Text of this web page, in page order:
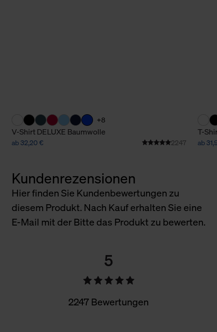
+8
V-Shirt DELUXE Baumwolle
ab 32,20 € 2247
T-
ab
Kundenrezensionen
Hier finden Sie Kundenbewertungen zu
diesem Produkt. Nach Kauf erhalten Sie eine
E-Mail mit der Bitte das Produkt zu bewerten.
5
2247 Bewertungen